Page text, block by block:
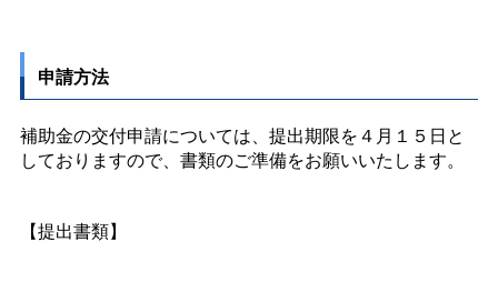
申請方法
補助金の交付申請については、提出期限を４月１５日と
しておりますので、書類のご準備をお願いいたします。
【提出書類】